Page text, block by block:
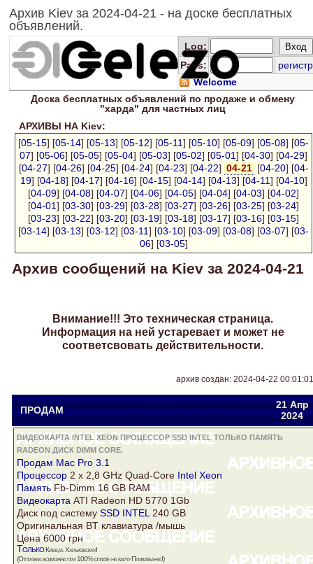
Архив Kiev за 2024-04-21 - на доске бесплатных
объявлений.
Log:
Pass:
регистр
Welcome
Доска бесплатныхобъявлений по продаже и обмену
"харда" для частных лиц
АРХИВЫ НА Kiev:
[05-15] [05-14] [05-13] [05-12] [05-11] [05-10] [05-09] [05-08] [05-
07] [05-06] [05-05] [05-04] [05-03] [05-02] [05-01] [04-30] [04-29]
[04-27] [04-26] [04-25] [04-24] [04-23] [04-22] 04-21 [04-20] [04-
19] [04-18] [04-17] [04-16] [04-15] [04-14] [04-13] [04-11] [04-10]
[04-09] [04-08] [04-07] [04-06] [04-05] [04-04] [04-03] [04-02]
[04-01] [03-30] [03-29] [03-28] [03-27] [03-26] [03-25] [03-24]
[03-23] [03-22] [03-20] [03-19] [03-18] [03-17] [03-16] [03-15]
[03-14] [03-13] [03-12] [03-11] [03-10] [03-09] [03-08] [03-07] [03-
06] [03-05]
Архив сообщений на Kiev за 2024-04-21
Внимание!!! Это техническая страница.
Информация на ней устаревает и может не
соответсвовать действительности.
архив создан: 2024-04-22 00:01:01
ПРОДАМ Drake yuriytimoschuk@gmail.com
21 Апр
2024
ВИДЕОКАРТА INTEL XEON ПРОЦЕССОР SSD INTEL ТОЛЬКО ПАМЯТЬ
RADEON ДИСК DIMM CORE.
Продам Mac Pro 3.1
Процессор 2 x 2,8 GHz Quad-Core Intel Xeon
ПамятьFb-Dimm 16 GB RAM
Видеокарта ATI Radeon HD 5770 1Gb
Диск под систему SSD INTEL 240 GB
Оригинальная BT клавиатура /мышь
Цена 6000 грн
ТолькоКиев,м. Харьковская!
(Отправка возможна при 100% оплате на карту Приватбанка!)